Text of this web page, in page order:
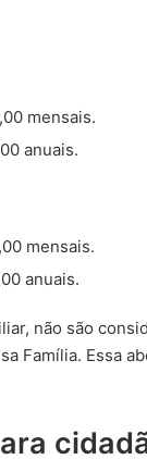
mensais.
anuais.
mensais.
anuais.
não são
Família. Essa